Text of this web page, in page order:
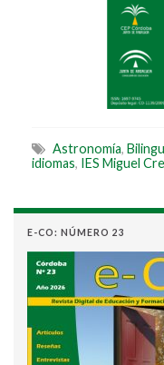
Astronomía,
idiomas, IES Miguel
E-CO: NÚMERO 23